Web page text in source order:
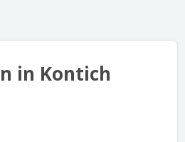
Help
in Kontich